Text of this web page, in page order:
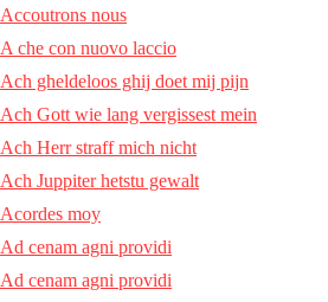
Accoutrons nous
A che con nuovo laccio
Ach gheldeloos ghij doet mij pijn
Ach Gott wie lang vergissest mein
Ach Herr straff mich nicht
Ach Juppiter hetstu gewalt
Acordes moy
Ad cenam agni providi
Ad cenam agni providi